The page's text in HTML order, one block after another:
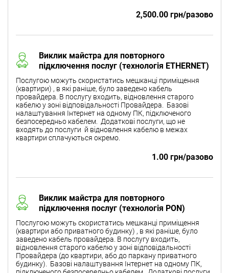
2,500.00 грн/разово
Виклик майстра для повторного
підключення послуг (технологія ETHERNET)
Послугою можуть скористатись мешканці приміщення
(квартири) , в які раніше, було заведено кабель
провайдера. В послугу входить, відновлення старого
кабелю у зоні відповідальності Провайдера. Базові
налаштування Інтернет на одному ПК, підключеного
безпосередньо кабелем. Додаткові послуги, що не
входять до послуги й відновлення кабелю в межах
квартири сплачуються окремо.
1.00 грн/разово
Виклик майстра для повторного
підключення послуг (технологія PON)
Послугою можуть скористатись мешканці приміщення
(квартири або приватного будинку) , в які раніше, було
заведено кабель провайдера. В послугу входить,
відновлення старого кабелю у зоні відповідальності
Провайдера (до квартири, або до паркану приватного
будинку). Базові налаштування Інтернет на одному ПК,